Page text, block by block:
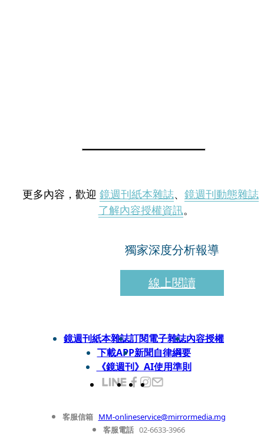
更多內容，歡迎 鏡週刊紙本雜誌、 鏡週刊動態雜誌
了解內容授權資訊。
獨家深度分析報導
線上閱讀
鏡週刊紙本雜誌訂閱電子雜誌內容授權
下載APP新聞自律綱要
《鏡週刊》AI使用準則
客服信箱 MM-onlineservice@mirrormedia.mg
客服電話 02-6633-3966